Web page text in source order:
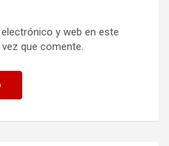
y web en este
que comente.